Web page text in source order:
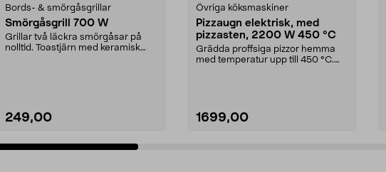
Bords- & smörgåsgrillar
Smörgåsgrill 700 W
Grillar två läckra smörgåsar på
nolltid. Toastjärn med keramisk
249,00
Övriga köksmaskiner
Pizzaugn elektrisk, med
pizzasten, 2200 W 450 °C
Grädda proffsiga pizzor hemma
med temperatur upp till 450 °C.
1699,00